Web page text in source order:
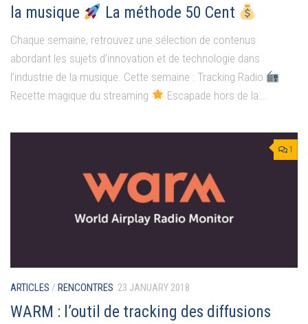
la musique
La méthode 50 Cent
Chaque semaine, retrouvez une sélection de contenus
abordant les sujets d’innovation et de technologie dans
l’industrie de la musique. Cette semaine : Tracking Radio
Recette magique du streaming
Escapade hors de la...
1
ARTICLES / RENCONTRES 23 JANUARY 2018
WARM : l’outil de tracking des diffusions